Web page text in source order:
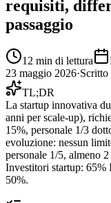
requisiti,
passaggio
12 min di lettura
23 maggio 2026·Scritto
TL;DR
La startup innovativa
anni per scale-up),
15%, personale 1/3
evoluzione: nessun
personale 1/5, almeno
Investitori startup:
50%.